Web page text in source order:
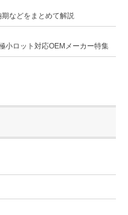
などをまとめて解説
小ロット対応OEMメーカー特集